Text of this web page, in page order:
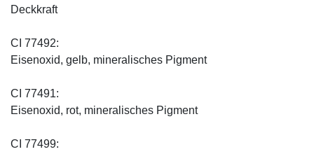
Deckkraft
CI 77492:
Eisenoxid, gelb, mineralisches Pigment
CI 77491:
Eisenoxid, rot, mineralisches Pigment
CI 77499: